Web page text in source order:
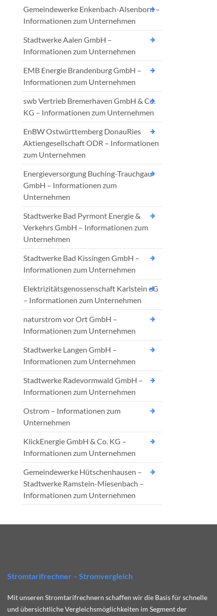
Gemeindewerke Enkenbach-Alsenborn –
Informationen zum Unternehmen
Stadtwerke Aalen GmbH –
Informationen zum Unternehmen
EMB Energie Brandenburg GmbH –
Informationen zum Unternehmen
swb Vertrieb Bremerhaven GmbH & Co.
KG – Informationen zum Unternehmen
EnBW Ostwürttemberg DonauRies
Aktiengesellschaft ODR – Informationen
zum Unternehmen
Energieversorgung Buching-Trauchgau
GmbH – Informationen zum
Unternehmen
Stadtwerke Bad Pyrmont Energie &
Verkehrs GmbH – Informationen zum
Unternehmen
Stadtwerke Bad Kissingen GmbH –
Informationen zum Unternehmen
Elektrizitätsgenossenschaft Karlstein eG
– Informationen zum Unternehmen
naturstrom vor Ort GmbH –
Informationen zum Unternehmen
Stadtwerke Langen GmbH –
Informationen zum Unternehmen
Stadtwerke Radevormwald GmbH –
Informationen zum Unternehmen
Ostrom – Informationen zum
Unternehmen
KlickEnergie GmbH & Co. KG –
Informationen zum Unternehmen
Gemeindewerke Hütschenhausen –
Stadtwerke Ramstein-Miesenbach –
Informationen zum Unternehmen
Stromtarifrechner – Stromvergleich
Mit unseren Stromtarifrechnern schaffen wir die Basis für schnelle
und übersichtliche Vergleichsmöglichkeiten im Segment der